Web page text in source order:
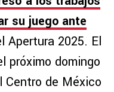
su juego ante
Apertura 2025. El
próximo domingo
Centro de México